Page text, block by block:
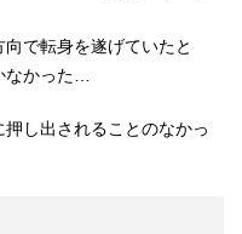
で転身を遂げていたと
かった…
し出されることのなかっ